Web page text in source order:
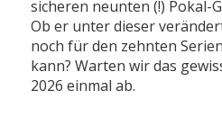
sicheren neunten (!) Pokal-
Ob er unter dieser
noch für den zehnten
kann? Warten wir das
2026 einmal ab.